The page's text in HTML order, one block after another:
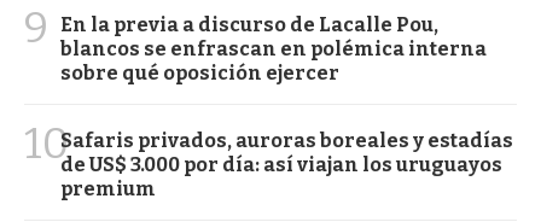
9
En la previa a discurso de Lacalle Pou,
blancos se enfrascan en polémica interna
sobre qué oposición ejercer
10Safaris privados, auroras boreales y estadías
de US$ 3.000 por día: así viajan los uruguayos
premium